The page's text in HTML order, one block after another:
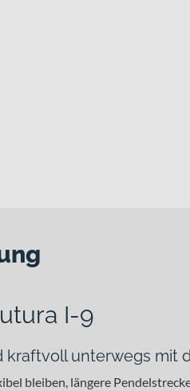
I-9
kraftvoll unterwegs mit
bleiben, längere